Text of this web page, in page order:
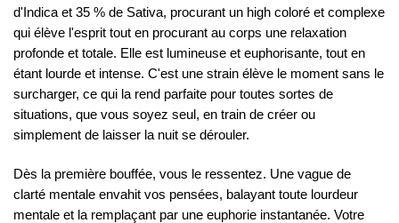
d'Indica et 35 % de Sativa, procurant un high coloré et complexe
qui élève l'esprit tout en procurant au corps une relaxation
profonde et totale. Elle est lumineuse et euphorisante, tout en
étant lourde et intense. C'est une strain élève le moment sans le
surcharger, ce qui la rend parfaite pour toutes sortes de
situations, que vous soyez seul, en train de créer ou
simplement de laisser la nuit se dérouler.
Dès la première bouffée, vous le ressentez. Une vague de
clarté mentale envahit vos pensées, balayant toute lourdeur
mentale et la remplaçant par une euphorie instantanée. Votre